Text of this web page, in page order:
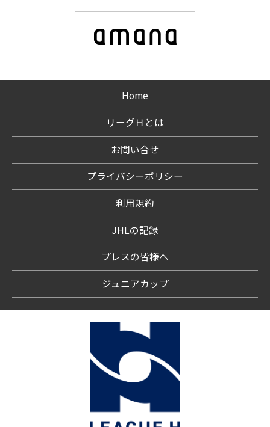
Home
リーグＨとは
お問い合せ
プライバシーポリシー
利用規約
JHLの記録
プレスの皆様へ
ジュニアカップ